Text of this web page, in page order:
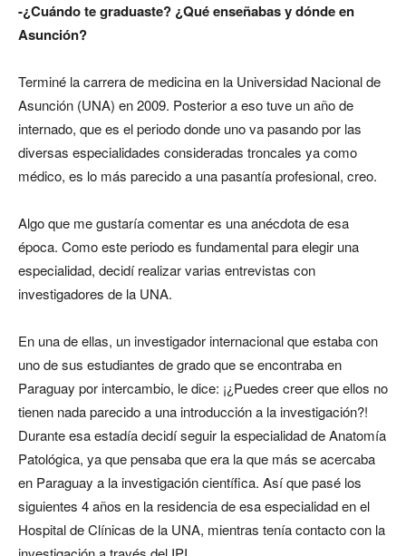
-¿Cuándo te graduaste? ¿Qué enseñabas y dónde en
Asunción?
Terminé la carrera de medicina en la Universidad Nacional de
Asunción (UNA) en 2009. Posterior a eso tuve un año de
internado, que es el periodo donde uno va pasando por las
diversas especialidades consideradas troncales ya como
médico, es lo más parecido a una pasantía profesional, creo.
Algo que me gustaría comentar es una anécdota de esa
época. Como este periodo es fundamental para elegir una
especialidad, decidí realizar varias entrevistas con
investigadores de la UNA.
En una de ellas, un investigador internacional que estaba con
uno de sus estudiantes de grado que se encontraba en
Paraguay por intercambio, le dice: ¡¿Puedes creer que ellos no
tienen nada parecido a una introducción a la investigación?!
Durante esa estadía decidí seguir la especialidad de Anatomía
Patológica, ya que pensaba que era la que más se acercaba
en Paraguay a la investigación científica. Así que pasé los
siguientes 4 años en la residencia de esa especialidad en el
Hospital de Clínicas de la UNA, mientras tenía contacto con la